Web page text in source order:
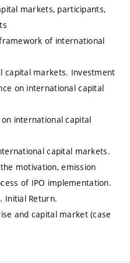
markets, participants,
of international
capital markets. Investment
on international capital
international capital
capital markets.
motivation, emission
of IPO implementation.
Initial Return.
and capital market (case